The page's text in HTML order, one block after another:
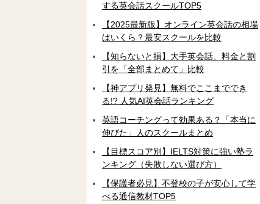
する英会話スクールTOP5
【2025最新版】オンライン英会話の相場
はいくら？最安スクールを比較
【知らないと損】大手英会話、料金と割
引を「全部まとめて」比較
【神アプリ発見】無料でここまででき
る!? 人気AI英会話ランキング
英語コーチングって効果ある？「本当に
伸びた」人のスクールまとめ
【目標スコア別】IELTS対策に強い塾ラ
ンキング（失敗しない選び方）
【保護者必見】不登校の子が安心して学
べる通信教材TOP5